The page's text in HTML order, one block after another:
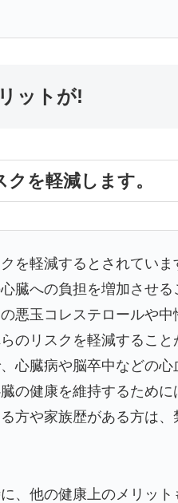
ットが!
を軽減します。
を軽減するとされていま
臓への負担を増加させる
悪玉コレステロールや中
のリスクを軽減すること
心臓病や脳卒中などの心
の健康を維持するため
方や家族歴がある方は
、他の健康上のメリット